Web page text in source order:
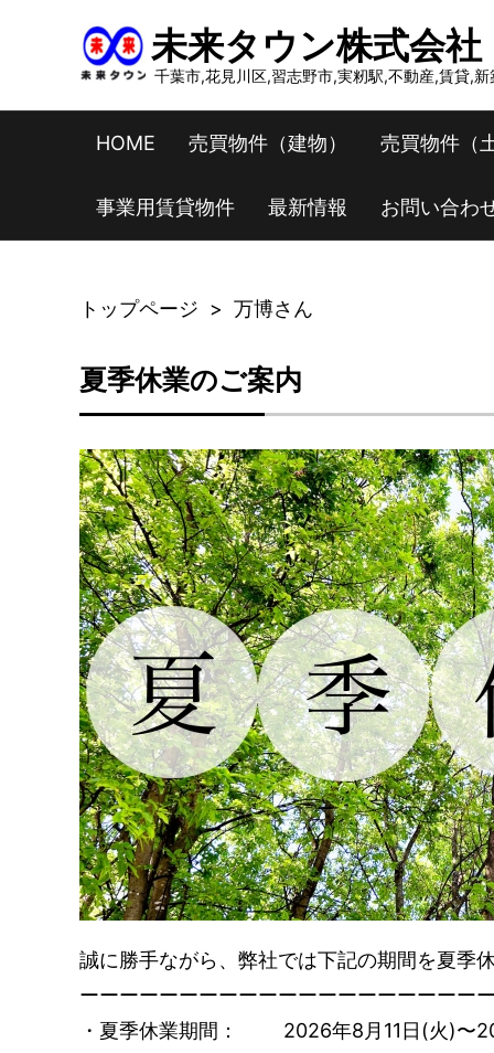
未来タウン株式会社
千葉市,花見川区,習志野市,実籾駅,不動産,賃貸,
HOME 売買物件（建物） 売買物件（
事業用賃貸物件 最新情報 お問い合わ
トップページ > 万博さん
夏季休業のご案内
誠に勝手ながら、弊社では下記の期間を夏季
ーーーーーーーーーーーーーーーーーーーー
・夏季休業期間： 2026年8月11日(火)〜